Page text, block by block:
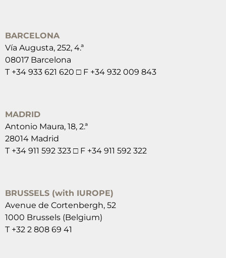
BARCELONA
Vía Augusta, 252, 4.ª
08017 Barcelona
T +34 933 621 620 □ F +34 932 009 843
MADRID
Antonio Maura, 18, 2.ª
28014 Madrid
T +34 911 592 323 □ F +34 911 592 322
BRUSSELS (with IUROPE)
Avenue de Cortenbergh, 52
1000 Brussels (Belgium)
T +32 2 808 69 41